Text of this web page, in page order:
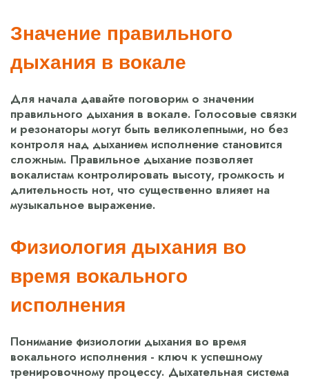
Значение правильного
дыхания в вокале
Для начала давайте поговорим о значении
правильного дыхания в вокале. Голосовые связки
и резонаторы могут быть великолепными, но без
контроля над дыханием исполнение становится
сложным. Правильное дыхание позволяет
вокалистам контролировать высоту, громкость и
длительность нот, что существенно влияет на
музыкальное выражение.
Физиология дыхания во
время вокального
исполнения
Понимание физиологии дыхания во время
вокального исполнения - ключ к успешному
тренировочному процессу. Дыхательная система